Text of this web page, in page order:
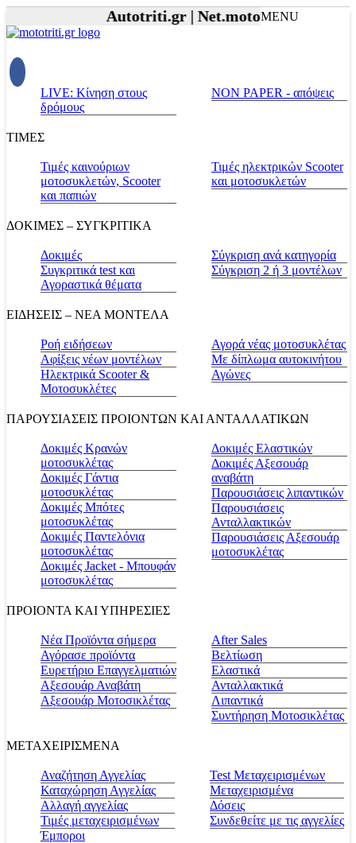
Autotriti.gr |Net.mototriti.gr |
MENU
LIVE: Κίνηση στους
δρόμους
NON PAPER - απόψεις
ΤΙΜΕΣ
Τιμές καινούριων
μοτοσυκλετών, Scooter
και παπιών
Τιμές ηλεκτρικών Scooter
και μοτοσυκλετών
ΔΟΚΙΜΕΣ – ΣΥΓΚΡΙΤΙΚΑ
Δοκιμές
Συγκριτικά test και
Αγοραστικά θέματα
Σύγκριση ανά κατηγορία
Σύγκριση 2 ή 3 μοντέλων
ΕΙΔΗΣΕΙΣ – ΝΕΑ ΜΟΝΤΕΛΑ
Ροή ειδήσεων
Αφίξεις νέων μοντέλων
Ηλεκτρικά Scooter &
Μοτοσυκλέτες
Αγορά νέας μοτοσυκλέτας
Με δίπλωμα αυτοκινήτου
Αγώνες
ΠΑΡΟΥΣΙΑΣΕΙΣ ΠΡΟΙΟΝΤΩΝ ΚΑΙ ΑΝΤΑΛΛΑΤΙΚΩΝ
Δοκιμές Κρανών
μοτοσυκλέτας
Δοκιμές Γάντια
μοτοσυκλέτας
Δοκιμές Μπότες
μοτοσυκλέτας
Δοκιμές Παντελόνια
μοτοσυκλέτας
Δοκιμές Jacket - Μπουφάν
μοτοσυκλέτας
Δοκιμές Ελαστικών
Δοκιμές Αξεσουάρ
αναβάτη
Παρουσιάσεις λιπαντικών
Παρουσιάσεις
Ανταλλακτικών
Παρουσιάσεις Αξεσουάρ
μοτοσυκλέτας
ΠΡΟΙΟΝΤΑ ΚΑΙ ΥΠΗΡΕΣΙΕΣ
Νέα Προϊόντα σήμερα
Αγόρασε προϊόντα
Ευρετήριο Επαγγελματιών
Αξεσουάρ Αναβάτη
Αξεσουάρ Μοτοσικλέτας
Αfter Sales
Βελτίωση
Ελαστικά
Ανταλλακτικά
Λιπαντικά
Συντήρηση Μοτοσικλέτας
ΜΕΤΑΧΕΙΡΙΣΜΕΝΑ
Αναζήτηση Αγγελίας
Καταχώρηση Αγγελίας
Αλλαγή αγγελίας
Τιμές μεταχειρισμένων
Έμποροι
Test Μεταχειρισμένων
Μεταχειρισμένα
Δόσεις
Συνδεθείτε με τις αγγελίες